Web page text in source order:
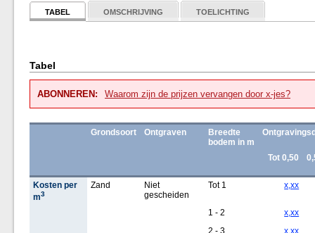
TABEL OMSCHRIJVING TOELICHTING
Tabel
ABONNEREN: Waarom zijn de prijzen vervangen door x-jes?
Grondsoort Ontgraven
Breedte
bodem in m
Tot 0,50
Kosten per
m3
Zand
Niet
gescheiden
Tot 1 x,xx
1 - 2
x,xx
2 - 3
x,xx